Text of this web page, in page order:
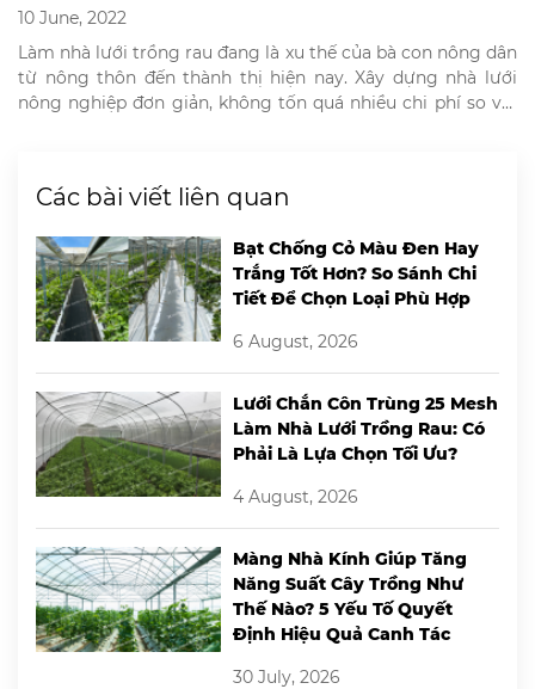
10 June, 2022
Làm nhà lưới trồng rau đang là xu thế của bà con nông dân
từ nông thôn đến thành thị hiện nay. Xây dựng nhà lưới
nông nghiệp đơn giản, không tốn quá nhiều chi phí so với
Các bài viết liên quan
Bạt Chống Cỏ Màu Đen Hay
Trắng Tốt Hơn? So Sánh Chi
Tiết Để Chọn Loại Phù Hợp
6 August, 2026
Lưới Chắn Côn Trùng 25 Mesh
Làm Nhà Lưới Trồng Rau: Có
Phải Là Lựa Chọn Tối Ưu?
4 August, 2026
Màng Nhà Kính Giúp Tăng
Năng Suất Cây Trồng Như
Thế Nào? 5 Yếu Tố Quyết
Định Hiệu Quả Canh Tác
30 July, 2026